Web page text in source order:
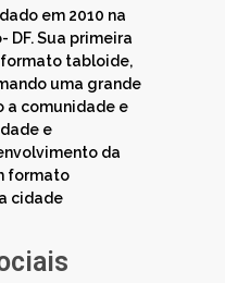
em 2010 na
DF. Sua primeira
formato tabloide,
uma grande
a comunidade e
e
da
formato
cidade